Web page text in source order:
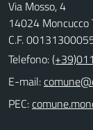
Via Mosso, 4
14024 Moncucco
C.F.
Telefono:
E-mail:
PEC: